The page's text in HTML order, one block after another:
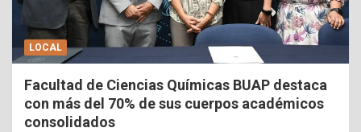
LOCAL
Facultad de Ciencias Químicas BUAP destaca
con más del 70% de sus cuerpos académicos
consolidados